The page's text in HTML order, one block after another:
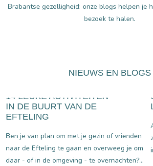
Brabantse gezelligheid: onze blogs helpen je
bezoek te halen.
NIEUWS EN BLOGS
14 LEUKE ACTIVITEITEN
IN DE BUURT VAN DE
EFTELING
Ben je van plan om met je gezin of vrienden
naar de Efteling te gaan en overweeg je om
daar - of in de omgeving - te overnachten?